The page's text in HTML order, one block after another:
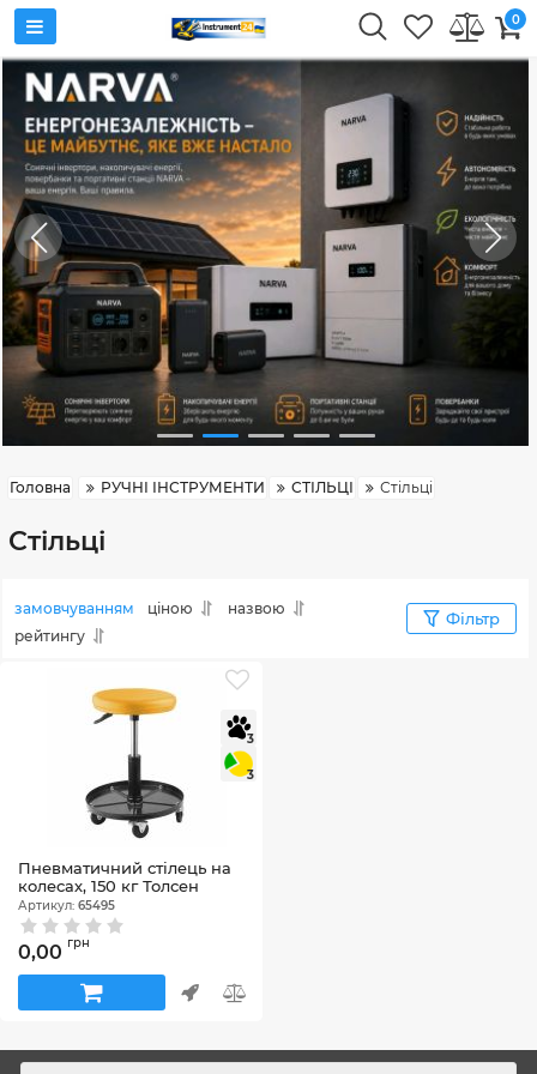
0
Головна РУЧНІ ІНСТРУМЕНТИ СТІЛЬЦІ Стільці
Стільці
замовчуванням ціною
назвою
рейтингу
Фільтр
3
3
Пневматичний стілець на
колесах, 150 кг Толсен
Артикул: 65495
0,00 грн